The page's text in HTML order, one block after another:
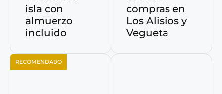
isla con
almuerzo
incluido
compras en
Los Alisios y
Vegueta
RECOMENDADO